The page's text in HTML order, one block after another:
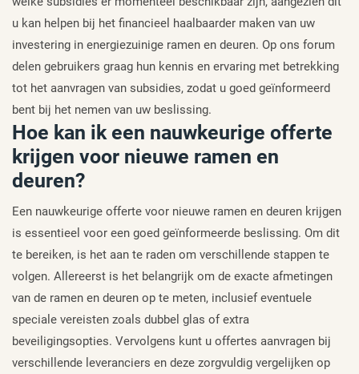
u kan helpen bij het financieel haalbaarder maken van uw
investering in energiezuinige ramen en deuren. Op ons forum
delen gebruikers graag hun kennis en ervaring met betrekking
tot het aanvragen van subsidies, zodat u goed geïnformeerd
bent bij het nemen van uw beslissing.
Hoe kan ik een nauwkeurige offerte
krijgen voor nieuwe ramen en
deuren?
Een nauwkeurige offerte voor nieuwe ramen en deuren krijgen
is essentieel voor een goed geïnformeerde beslissing. Om dit
te bereiken, is het aan te raden om verschillende stappen te
volgen. Allereerst is het belangrijk om de exacte afmetingen
van de ramen en deuren op te meten, inclusief eventuele
speciale vereisten zoals dubbel glas of extra
beveiligingsopties. Vervolgens kunt u offertes aanvragen bij
verschillende leveranciers en deze zorgvuldig vergelijken op